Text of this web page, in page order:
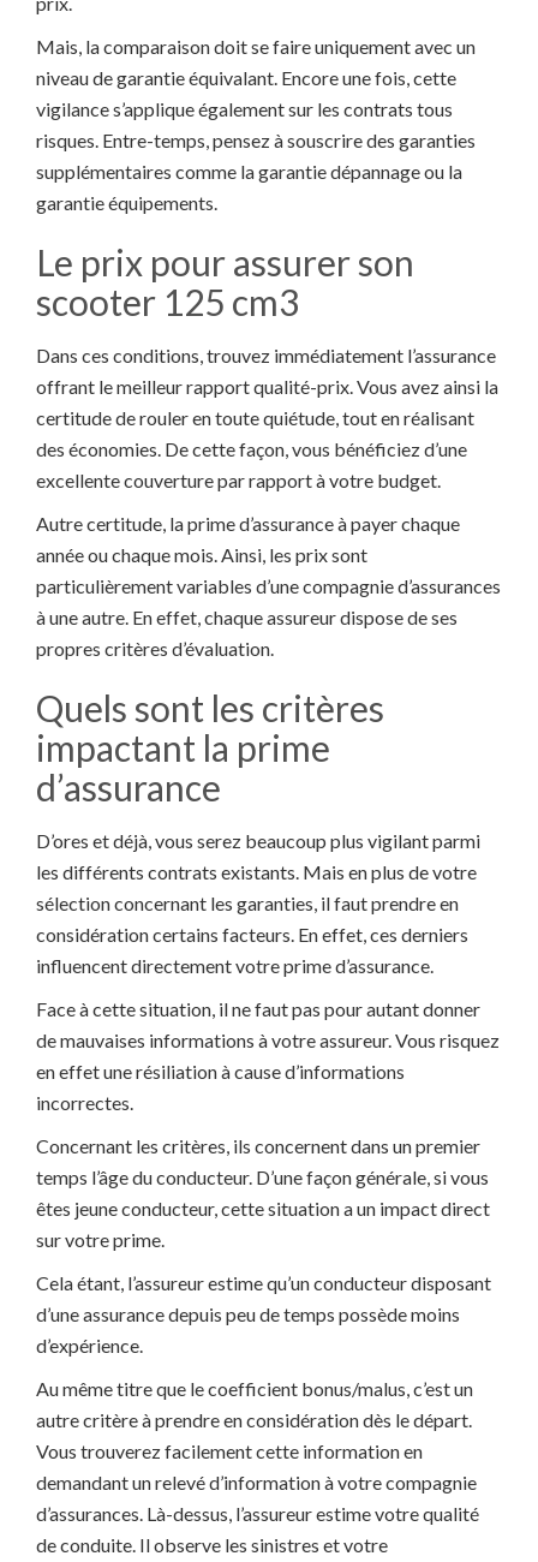
Mais, la comparaison doit se faire uniquement avec un
niveau de garantie équivalant. Encore une fois, cette
vigilance s’applique également sur les contrats tous
risques. Entre-temps, pensez à souscrire des garanties
supplémentaires comme la garantie dépannage ou la
garantie équipements.
Le prix pour assurer son
scooter 125 cm3
Dans ces conditions, trouvez immédiatement l’assurance
offrant le meilleur rapport qualité-prix. Vous avez ainsi la
certitude de rouler en toute quiétude, tout en réalisant
des économies. De cette façon, vous bénéficiez d’une
excellente couverture par rapport à votre budget.
Autre certitude, la prime d’assurance à payer chaque
année ou chaque mois. Ainsi, les prix sont
particulièrement variables d’une compagnie d’assurances
à une autre. En effet, chaque assureur dispose de ses
propres critères d’évaluation.
Quels sont les critères
impactant la prime
d’assurance
D’ores et déjà, vous serez beaucoup plus vigilant parmi
les différents contrats existants. Mais en plus de votre
sélection concernant les garanties, il faut prendre en
considération certains facteurs. En effet, ces derniers
influencent directement votre prime d’assurance.
Face à cette situation, il ne faut pas pour autant donner
de mauvaises informations à votre assureur. Vous risquez
en effet une résiliation à cause d’informations
incorrectes.
Concernant les critères, ils concernent dans un premier
temps l’âge du conducteur. D’une façon générale, si vous
êtes jeune conducteur, cette situation a un impact direct
sur votre prime.
Cela étant, l’assureur estime qu’un conducteur disposant
d’une assurance depuis peu de temps possède moins
d’expérience.
Au même titre que le coefficient bonus/malus, c’est un
autre critère à prendre en considération dès le départ.
Vous trouverez facilement cette information en
demandant un relevé d’information à votre compagnie
d’assurances. Là-dessus, l’assureur estime votre qualité
de conduite. Il observe les sinistres et votre